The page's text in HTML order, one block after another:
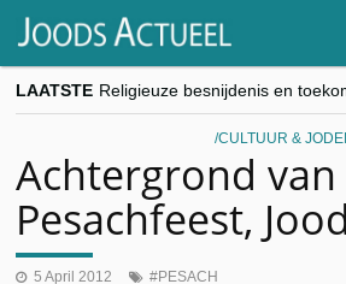
LAATSTE
CULTUUR &
Achtergrond
Pesachfeest,
5 April 2012 PESACH